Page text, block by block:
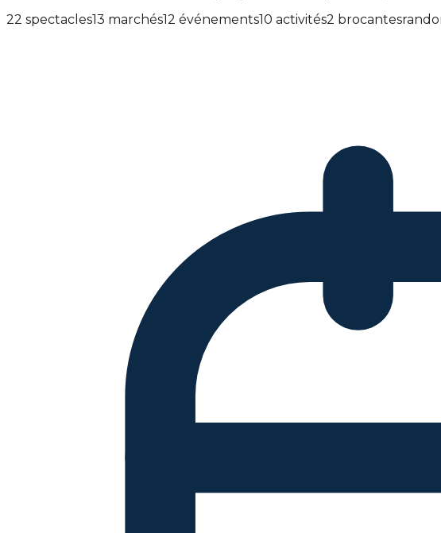
22 spectacles13 marchés12 événements10 activités2 brocantes